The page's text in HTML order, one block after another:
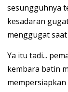
sesungguhnya
kesadaran
menggugat
Ya itu tadi...
kembara batin